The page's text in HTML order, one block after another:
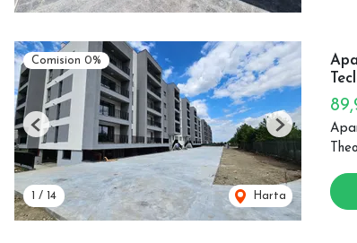
Comision 0%
1 / 14 Harta
Previous Next